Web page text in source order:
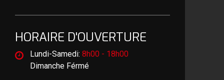
HORAIRE D'OUVERTURE
Lundi-Samedi: 8h00 - 18h00
Dimanche Férmé